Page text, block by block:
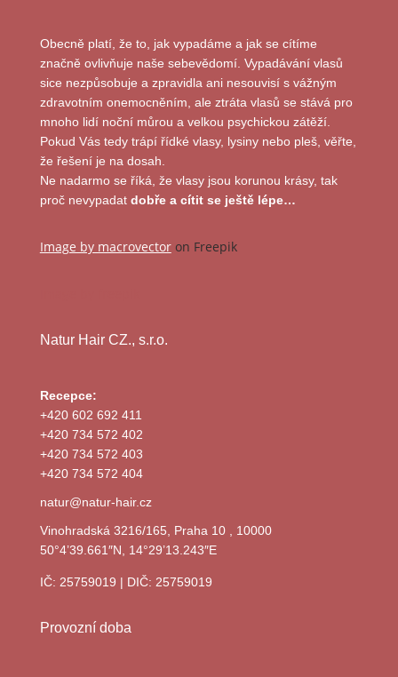
Obecně platí, že to, jak vypadáme a jak se cítíme
značně ovlivňuje naše sebevědomí. Vypadávání vlasů
sice nezpůsobuje a zpravidla ani nesouvisí s vážným
zdravotním onemocněním, ale ztráta vlasů se stává pro
mnoho lidí noční můrou a velkou psychickou zátěží.
Pokud Vás tedy trápí řídké vlasy, lysiny nebo pleš, věřte,
že řešení je na dosah.
Ne nadarmo se říká, že vlasy jsou korunou krásy, tak
proč nevypadat dobře a cítit se ještě lépe…
Image by macrovectoron Freepik
Natur Hair CZ., s.r.o.
Recepce:
+420 602 692 411
+420 734 572 402
+420 734 572 403
+420 734 572 404
natur@natur-hair.cz
Vinohradská 3216/165, Praha 10 , 10000
50°4’39.661″N, 14°29’13.243″E
IČ: 25759019 | DIČ: 25759019
Provozní doba